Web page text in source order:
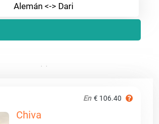
Alemán <-> Dari
En € 106.40
Chiva